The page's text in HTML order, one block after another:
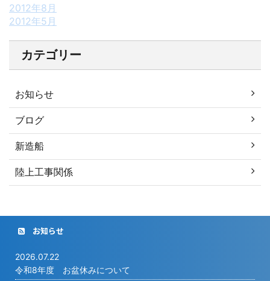
2012年8月
2012年5月
カテゴリー
お知らせ
ブログ
新造船
陸上工事関係
お知らせ
2026.07.22
令和8年度 お盆休みについて